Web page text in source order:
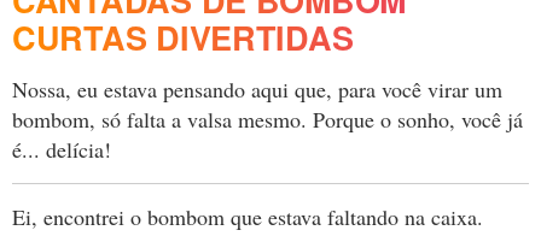
CURTAS DIVERTIDAS
Nossa, eu estava pensando aqui que, para você virar um
bombom, só falta a valsa mesmo. Porque o sonho, você já
é... delícia!
Ei, encontrei o bombom que estava faltando na caixa.